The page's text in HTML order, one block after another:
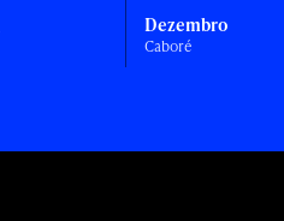
Dezembro
Caboré